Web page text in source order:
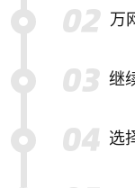
万
继
选